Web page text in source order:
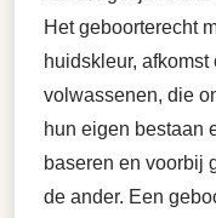
Het geboorterecht
huidskleur,
volwassenen, die
hun eigen bestaan
baseren en voorbij
de ander. Een